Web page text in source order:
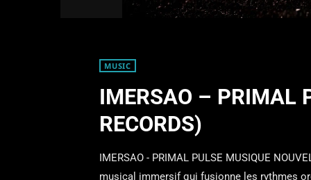
MUSIC
IMERSAO – PRIMAL
RECORDS)
IMERSAO - PRIMAL PULSE MUSIQUE
musical immersif qui fusionne les rythmes